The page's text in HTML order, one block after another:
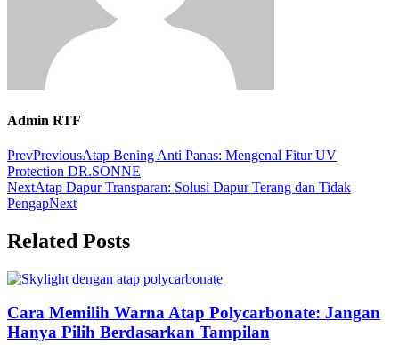
Admin RTF
PrevPreviousAtap Bening Anti Panas: Mengenal Fitur UV
Protection DR.SONNE
NextAtap Dapur Transparan: Solusi Dapur Terang dan Tidak
PengapNext
Related Posts
Cara Memilih Warna Atap Polycarbonate: Jangan
Hanya Pilih Berdasarkan Tampilan